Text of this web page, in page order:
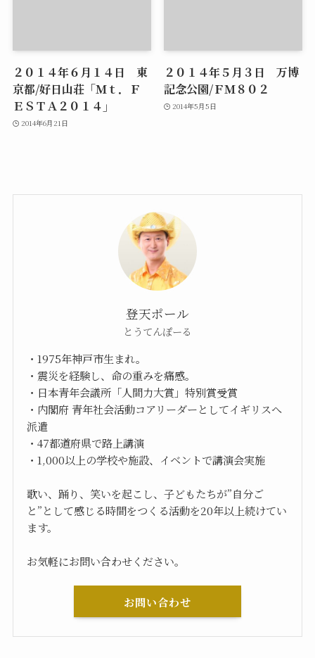
２０１４年６月１４日 東
京都/好日山荘「Ｍｔ．Ｆ
ＥＳＴＡ２０１４」
2014年6月21日
２０１４年５月３日 万博
記念公園/ＦＭ８０２
2014年5月5日
登天ポール
とうてんぽーる
・1975年神戸市生まれ。
・震災を経験し、命の重みを痛感。
・日本青年会議所「人間力大賞」特別賞受賞
・内閣府 青年社会活動コアリーダーとしてイギリスへ
派遣
・47都道府県で路上講演
・1,000以上の学校や施設、イベントで講演会実施
歌い、踊り、笑いを起こし、子どもたちが”自分ご
と”として感じる時間をつくる活動を20年以上続けてい
ます。
お気軽にお問い合わせください。
お問い合わせ